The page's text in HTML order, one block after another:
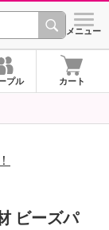
シ
メニュー
プル カート
ビーズパ